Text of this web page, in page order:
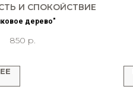
И СПОКОЙСТВИЕ
дерево"
850 р.